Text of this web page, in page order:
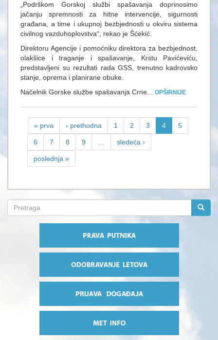
„Podrškom Gorskoj službi spašavanja doprinosimo
jačanju spremnosti za hitne intervencije, sigurnosti
građana, a time i ukupnoj bezbjednosti u okviru sistema
civilnog vazduhoplovstva“, rekao je Šćekić.
Direktoru Agencije i pomoćniku direktora za bezbjednost,
olakšice i traganje i spašavanje, Krstu Pavićeviću,
predstavljeni su rezultati rada GSS, trenutno kadrovsko
stanje, oprema i planirane obuke.
Načelnik Gorske službe spašavanja Crne... OPŠIRNIJE
« prva ‹ prethodna 1 2 3 4 5
6 7 8 9 sledeća ›
poslednja »
Search